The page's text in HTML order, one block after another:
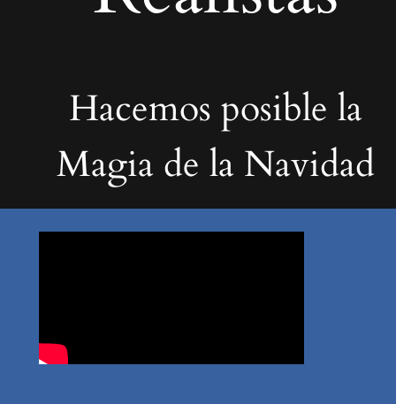
Hacemos posible la
Magia de la Navidad